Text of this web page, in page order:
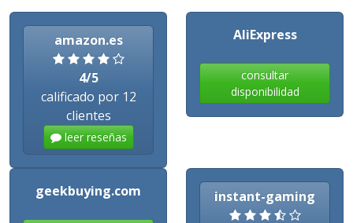
amazon.es
4/5
calificado por 12
clientes
leer reseñas
AliExpress
consultar
disponibilidad
geekbuying.com instant-gaming